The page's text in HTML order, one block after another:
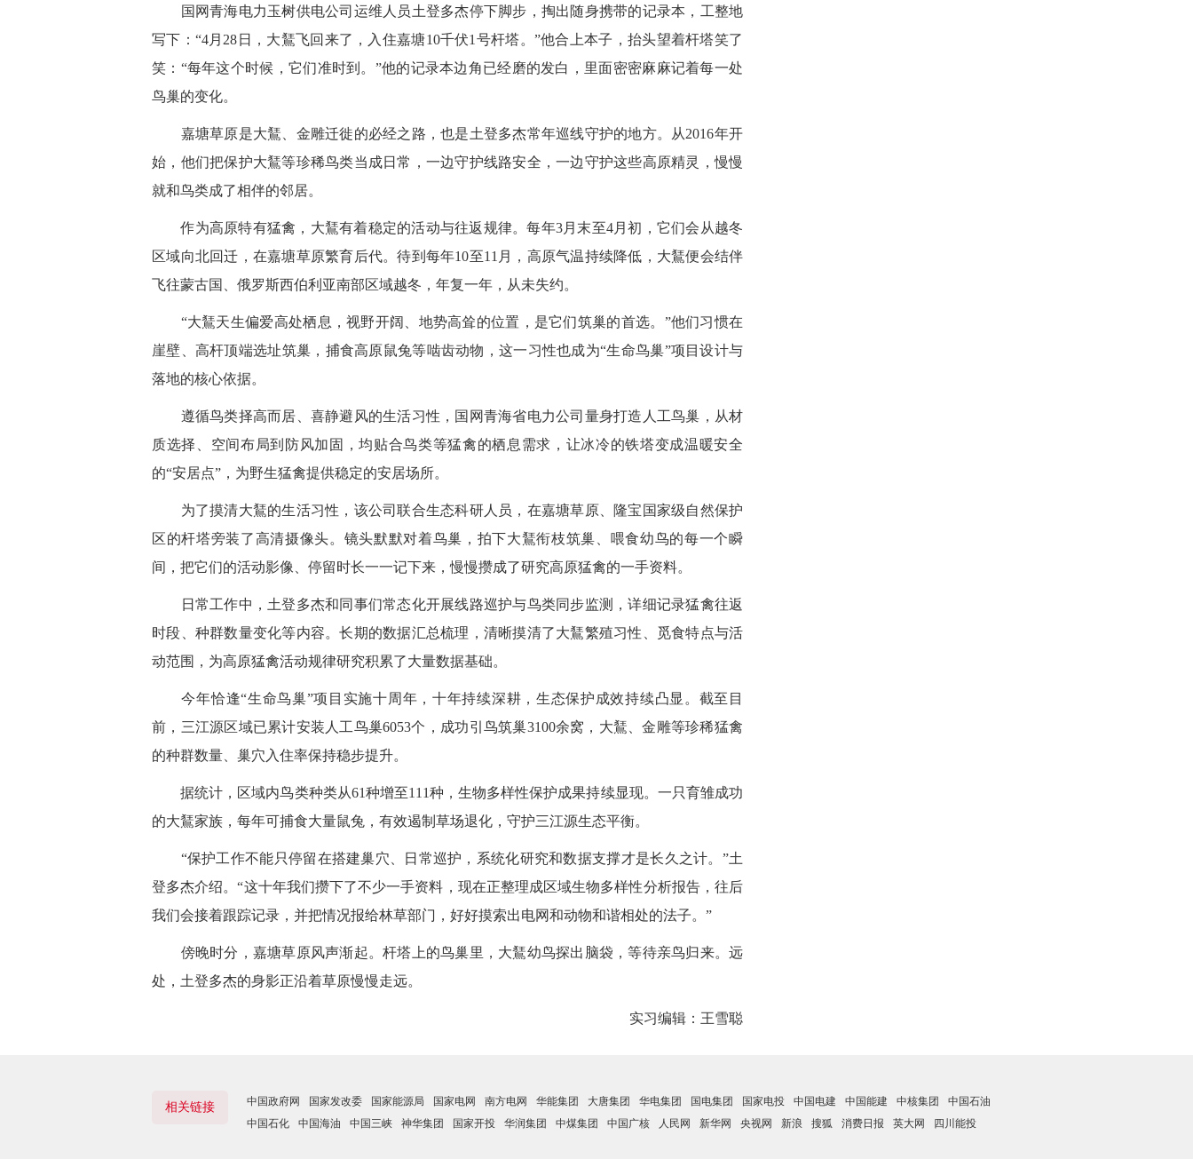
国网青海电力玉树供电公司运维人员土登多杰停下脚步，掏出随身携带的记录本，工整地
写下：“4月28日，大鵟飞回来了，入住嘉塘10千伏1号杆塔。”他合上本子，抬头望着杆塔笑了
笑：“每年这个时候，它们准时到。”他的记录本边角已经磨的发白，里面密密麻麻记着每一处
鸟巢的变化。
嘉塘草原是大鵟、金雕迁徙的必经之路，也是土登多杰常年巡线守护的地方。从2016年开
始，他们把保护大鵟等珍稀鸟类当成日常，一边守护线路安全，一边守护这些高原精灵，慢慢
就和鸟类成了相伴的邻居。
作为高原特有猛禽，大鵟有着稳定的活动与往返规律。每年3月末至4月初，它们会从越冬
区域向北回迁，在嘉塘草原繁育后代。待到每年10至11月，高原气温持续降低，大鵟便会结伴
飞往蒙古国、俄罗斯西伯利亚南部区域越冬，年复一年，从未失约。
“大鵟天生偏爱高处栖息，视野开阔、地势高耸的位置，是它们筑巢的首选。”他们习惯在
崖壁、高杆顶端选址筑巢，捕食高原鼠兔等啮齿动物，这一习性也成为“生命鸟巢”项目设计与
落地的核心依据。
遵循鸟类择高而居、喜静避风的生活习性，国网青海省电力公司量身打造人工鸟巢，从材
质选择、空间布局到防风加固，均贴合鸟类等猛禽的栖息需求，让冰冷的铁塔变成温暖安全
的“安居点”，为野生猛禽提供稳定的安居场所。
为了摸清大鵟的生活习性，该公司联合生态科研人员，在嘉塘草原、隆宝国家级自然保护
区的杆塔旁装了高清摄像头。镜头默默对着鸟巢，拍下大鵟衔枝筑巢、喂食幼鸟的每一个瞬
间，把它们的活动影像、停留时长一一记下来，慢慢攒成了研究高原猛禽的一手资料。
日常工作中，土登多杰和同事们常态化开展线路巡护与鸟类同步监测，详细记录猛禽往返
时段、种群数量变化等内容。长期的数据汇总梳理，清晰摸清了大鵟繁殖习性、觅食特点与活
动范围，为高原猛禽活动规律研究积累了大量数据基础。
今年恰逢“生命鸟巢”项目实施十周年，十年持续深耕，生态保护成效持续凸显。截至目
前，三江源区域已累计安装人工鸟巢6053个，成功引鸟筑巢3100余窝，大鵟、金雕等珍稀猛禽
的种群数量、巢穴入住率保持稳步提升。
据统计，区域内鸟类种类从61种增至111种，生物多样性保护成果持续显现。一只育雏成功
的大鵟家族，每年可捕食大量鼠兔，有效遏制草场退化，守护三江源生态平衡。
“保护工作不能只停留在搭建巢穴、日常巡护，系统化研究和数据支撑才是长久之计。”土
登多杰介绍。“这十年我们攒下了不少一手资料，现在正整理成区域生物多样性分析报告，往后
我们会接着跟踪记录，并把情况报给林草部门，好好摸索出电网和动物和谐相处的法子。”
傍晚时分，嘉塘草原风声渐起。杆塔上的鸟巢里，大鵟幼鸟探出脑袋，等待亲鸟归来。远
处，土登多杰的身影正沿着草原慢慢走远。
实习编辑：王雪聪
相关链接 中国政府网 国家发改委 国家能源局 国家电网 南方电网 华能集团 大唐集团 华电集团 国电集团 国家电投 中国电建 中国能建 中核集团
中国石油
中国石化
中国海油 中国三峡 神华集团 国家开投 华润集团 中煤集团 中国广核 人民网 新华网 央视网 新浪 搜狐 消费日报 英大网 四川能投